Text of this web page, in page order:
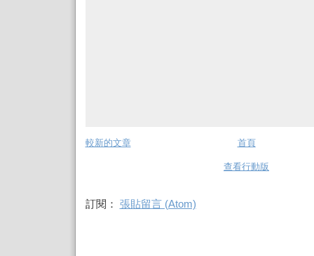
較新的文章 首頁
查看行動版
訂閱： 張貼留言 (Atom)